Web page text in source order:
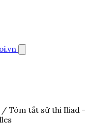
/ Tóm tắt sử thi Iliad -